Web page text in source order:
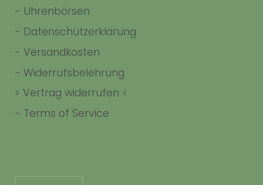
- Uhrenbörsen
- Datenschutzerklärung
- Versandkosten
- Widerrufsbelehrung
> Vertrag widerrufen <
- Terms of Service